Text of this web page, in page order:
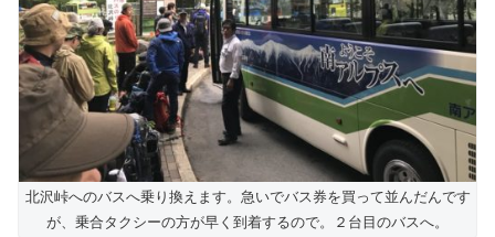
北沢峠へのバスへ乗り換えます。急いでバス券を買って並んだんです
が、乗合タクシーの方が早く到着するので。２台目のバスへ。